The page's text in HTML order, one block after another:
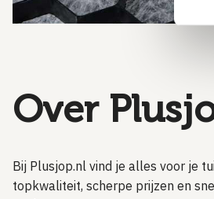
Over
Bij Plusjop.nl vind je alles voor je
topkwaliteit, scherpe prijzen en